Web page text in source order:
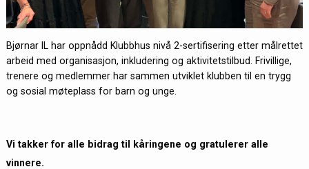
Bjørnar IL har oppnådd Klubbhus nivå 2-sertifisering etter målrettet
arbeid med organisasjon, inkludering og aktivitetstilbud. Frivillige,
trenere og medlemmer har sammen utviklet klubben til en trygg
og sosial møteplass for barn og unge.
Vi takker for alle bidrag til kåringene og gratulerer alle
vinnere.